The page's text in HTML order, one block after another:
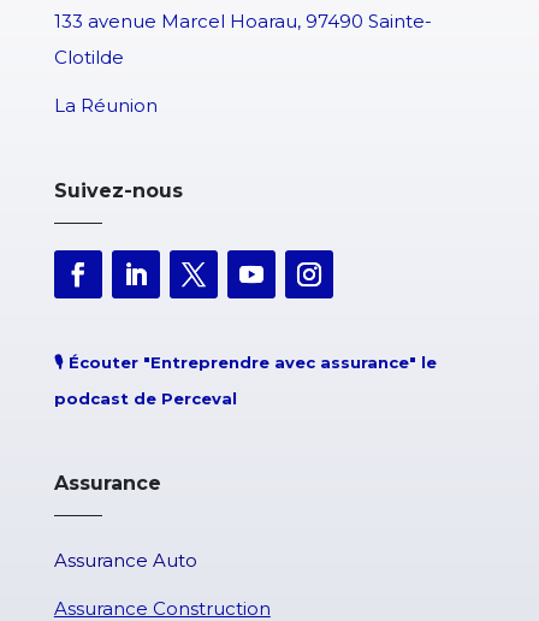
133 avenue Marcel Hoarau, 97490 Sainte-
Clotilde
La Réunion
Suivez-nous
🎙️Écouter "Entreprendre avec assurance" le
podcast de Perceval
Assurance
Assurance Auto
Assurance Construction